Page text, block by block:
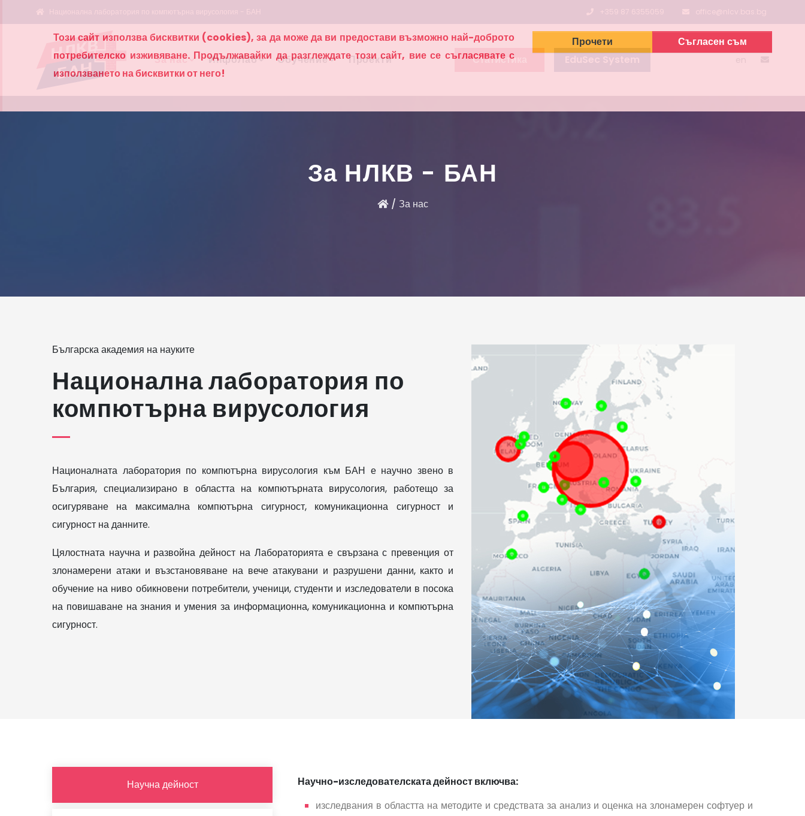
За нас ИнфоЛаб Обучение Проекти Статистика
За НЛКВ - БАН
За нас
Българска академия на науките
Национална лаборатория по
компютърна вирусология
Националната лаборатория по компютърна вирусология към БАН е научно звено в
България, специализирано в областта на компютърната вирусология, работещо за
осигуряване на максимална компютърна сигурност, комуникационна сигурност и
сигурност на данните.
Цялостната научна и развойна дейност на Лабораторията е свързана с превенция от
злонамерени атаки и възстановяване на вече атакувани и разрушени данни, както и
обучение на ниво обикновени потребители, ученици, студенти и изследователи в посока
на повишаване на знания и умения за информационна, комуникационна и компютърна
сигурност.
Научна дейност
Научно-изследователската дейност включва:
изследвания в областта на методите и средствата за анализ и оценка на злонамерен софтуер и
Този сайт използва бисквитки (cookies), за да може да ви предостави възможно най-доброто
потребителско изживяване. Продължавайки да разглеждате този сайт, вие се съгласявате с
използването на бисквитки от него!
Прочети Съгласен съм